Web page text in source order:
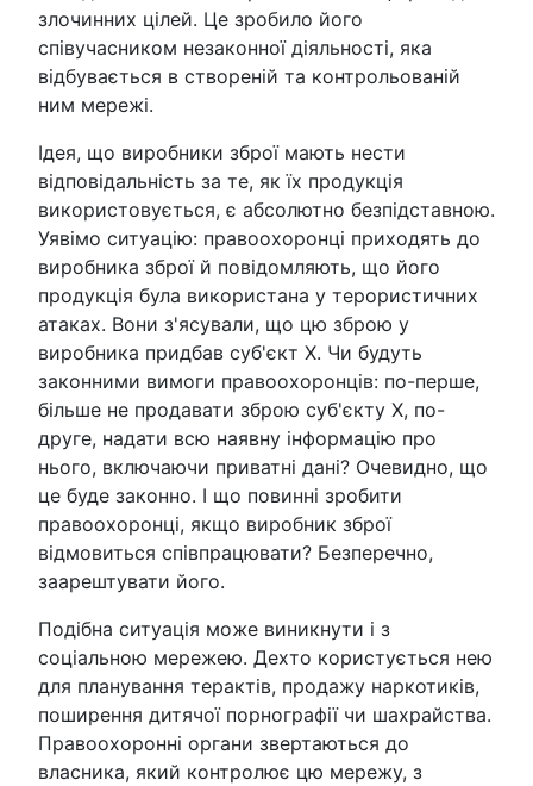
злочинних цілей. Це зробило його
співучасником незаконної діяльності, яка
відбувається в створеній та контрольованій
ним мережі.
Ідея, що виробники зброї мають нести
відповідальність за те, як їх продукція
використовується, є абсолютно безпідставною.
Уявімо ситуацію: правоохоронці приходять до
виробника зброї й повідомляють, що його
продукція була використана у терористичних
атаках. Вони з'ясували, що цю зброю у
виробника придбав суб'єкт Х. Чи будуть
законними вимоги правоохоронців: по-перше,
більше не продавати зброю суб'єкту Х, по-
друге, надати всю наявну інформацію про
нього, включаючи приватні дані? Очевидно, що
це буде законно. І що повинні зробити
правоохоронці, якщо виробник зброї
відмовиться співпрацювати? Безперечно,
заарештувати його.
Подібна ситуація може виникнути і з
соціальною мережею. Дехто користується нею
для планування терактів, продажу наркотиків,
поширення дитячої порнографії чи шахрайства.
Правоохоронні органи звертаються до
власника, який контролює цю мережу, з